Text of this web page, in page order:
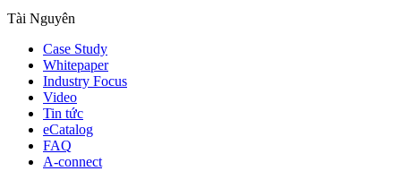
Tài Nguyên
Case Study
Whitepaper
Industry Focus
Video
Tin tức
eCatalog
FAQ
A-connect